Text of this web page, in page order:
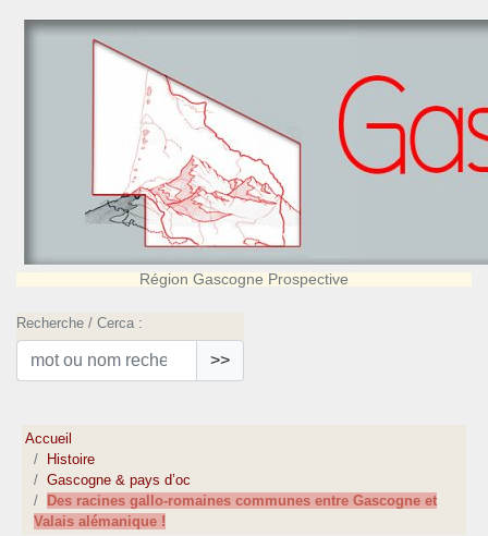
Région Gascogne Prospective
Recherche / Cerca :
>>
Accueil
Histoire
Gascogne & pays d’oc
Des racines gallo-romaines communes entre Gascogne et
Valais alémanique !